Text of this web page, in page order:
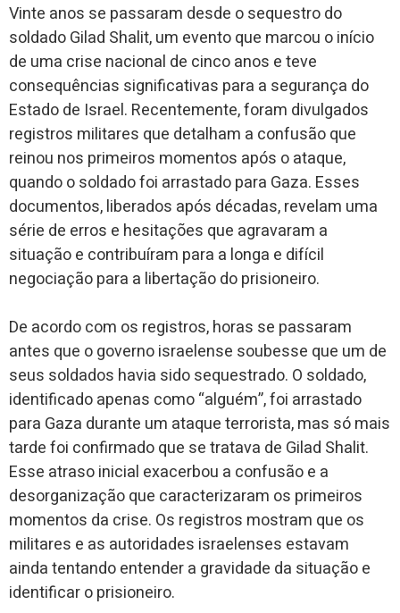
Vinte anos se passaram desde o sequestro do
soldado Gilad Shalit, um evento que marcou o início
de uma crise nacional de cinco anos e teve
consequências significativas para a segurança do
Estado de Israel. Recentemente, foram divulgados
registros militares que detalham a confusão que
reinou nos primeiros momentos após o ataque,
quando o soldado foi arrastado para Gaza. Esses
documentos, liberados após décadas, revelam uma
série de erros e hesitações que agravaram a
situação e contribuíram para a longa e difícil
negociação para a libertação do prisioneiro.
De acordo com os registros, horas se passaram
antes que o governo israelense soubesse que um de
seus soldados havia sido sequestrado. O soldado,
identificado apenas como “alguém”, foi arrastado
para Gaza durante um ataque terrorista, mas só mais
tarde foi confirmado que se tratava de Gilad Shalit.
Esse atraso inicial exacerbou a confusão e a
desorganização que caracterizaram os primeiros
momentos da crise. Os registros mostram que os
militares e as autoridades israelenses estavam
ainda tentando entender a gravidade da situação e
identificar o prisioneiro.